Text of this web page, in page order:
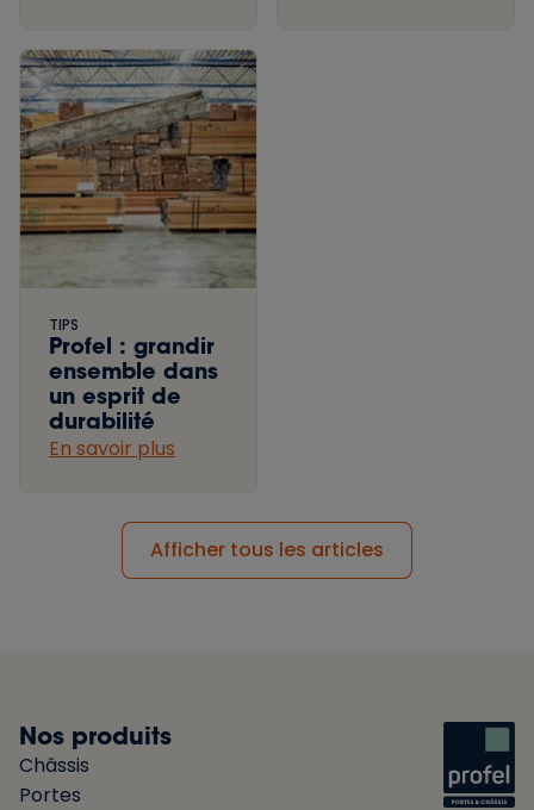
TIPS
Profel : grandir
ensemble dans
un esprit de
durabilité
En savoir plus
Afficher tous les articles
Nos produits
Châssis
Portes